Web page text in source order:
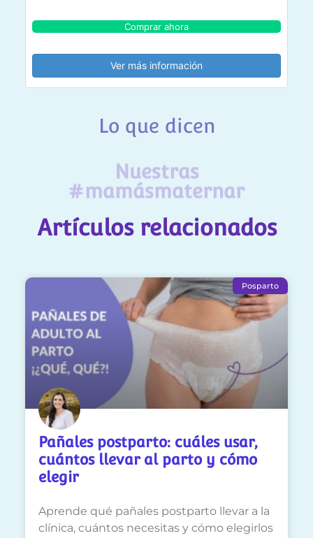
Comprar ahora
Ver más información
Lo que dicen
Nuestras
#mamásmaternar
Artículos relacionados
Posparto
Pañales postparto: cuáles usar,
cuántos llevar al parto y cómo
elegir
Aprende qué pañales postparto llevar a la
clínica, cuántos necesitas y cómo elegirlos